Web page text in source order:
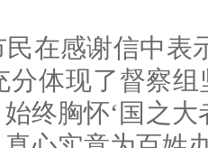
感谢信中表
分体现了督察
终胸怀‘国之